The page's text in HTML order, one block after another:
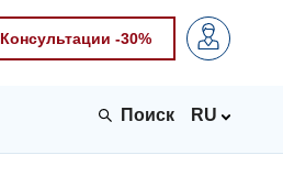
Консультации -30%
RU